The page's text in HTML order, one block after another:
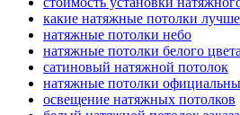
какие натяжные потолки лучше
натяжные потолки небо
натяжные потолки белого цвета
сатиновый натяжной потолок
натяжные потолки
освещение натяжных потолков